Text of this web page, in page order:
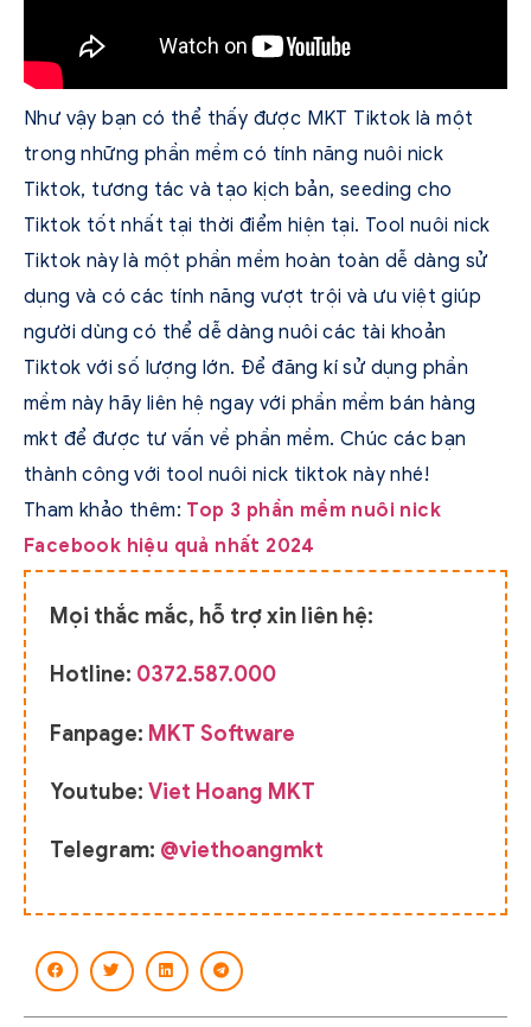
Như vậy bạn có thể thấy được MKT Tiktok là một
trong những phần mềm có tính năng nuôi nick
Tiktok, tương tác và tạo kịch bản, seeding cho
Tiktok tốt nhất tại thời điểm hiện tại. Tool nuôi nick
Tiktok này là một phần mềm hoàn toàn dễ dàng sử
dụng và có các tính năng vượt trội và ưu việt giúp
người dùng có thể dễ dàng nuôi các tài khoản
Tiktok với số lượng lớn. Để đăng kí sử dụng phần
mềm này hãy liên hệ ngay với phần mềm bán hàng
mkt để được tư vấn về phần mềm. Chúc các bạn
thành công với tool nuôi nick tiktok này nhé!
Tham khảo thêm: Top 3 phần mềm nuôi nick
Facebook hiệu quả nhất 2024
Mọi thắc mắc, hỗ trợ xin liên hệ:
Hotline: 0372.587.000
Fanpage: MKT Software
Youtube: Viet Hoang MKT
Telegram: @viethoangmkt